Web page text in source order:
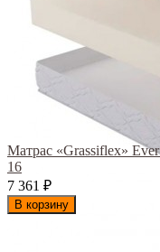
Матрас «Grassiflex»
16
7 361
₽
В корзину